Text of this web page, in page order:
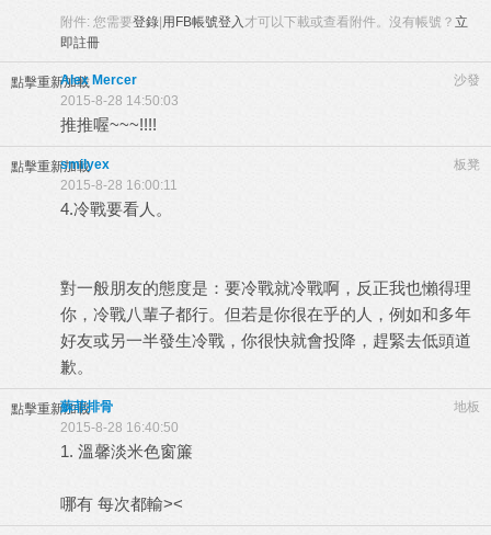
附件: 您需要登錄 用FB帳號登入 才可以下載或查看附件。沒有帳號？ 立
即註冊
點擊重新加載 沙發
Alex Mercer
2015-8-28 14:50:03
推推喔~~~!!!!
點擊重新加載 板凳
smilyex
2015-8-28 16:00:11
4.冷戰要看人。
對一般朋友的態度是：要冷戰就冷戰啊，反正我也懶得理
你，冷戰八輩子都行。但若是你很在乎的人，例如和多年
好友或另一半發生冷戰，你很快就會投降，趕緊去低頭道
歉。
點擊重新加載 地板
蘇菲排骨
2015-8-28 16:40:50
1. 溫馨淡米色窗簾
哪有 每次都輸><